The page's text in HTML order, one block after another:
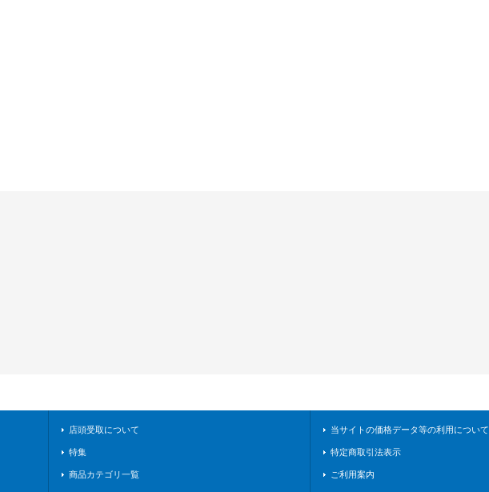
店頭受取について
特集
商品カテゴリ一覧
当サイトの価格データ等の利用について
特定商取引法表示
ご利用案内